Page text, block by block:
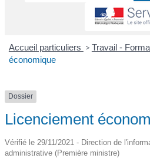
Accueil particuliers > Travail -
économique
Dossier
Licenciement
Vérifié le 29/11/2021 - Direction de
administrative (Première ministre)